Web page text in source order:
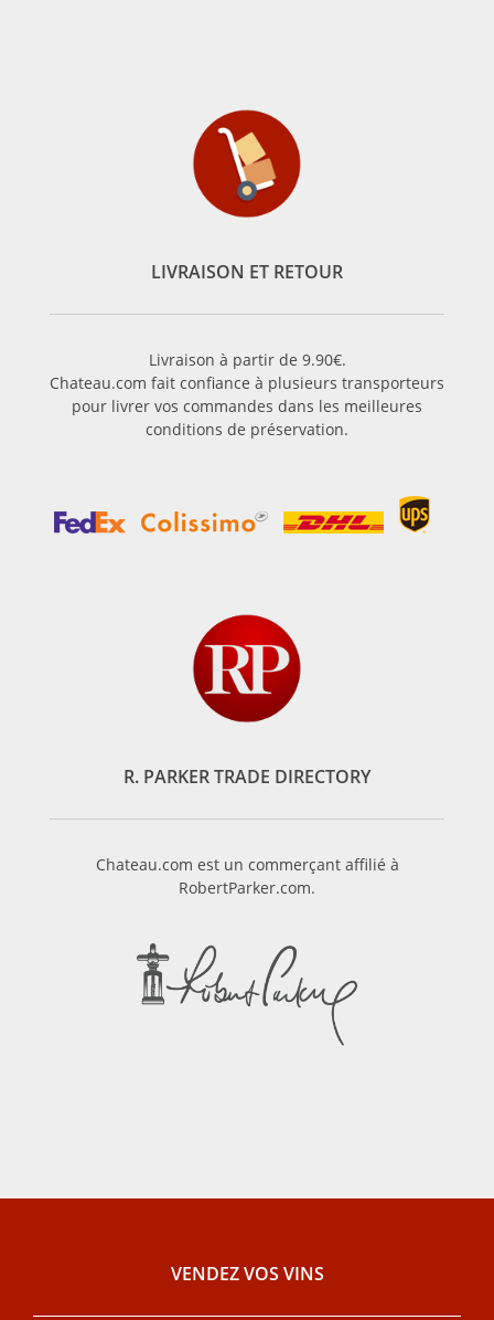
LIVRAISON ET RETOUR
Livraison à partir de 9.90€.
Chateau.com fait confiance à plusieurs transporteurs
pour livrer vos commandes dans les meilleures
conditions de préservation.
R. PARKER TRADE DIRECTORY
Chateau.com est un commerçant affilié à
RobertParker.com.
VENDEZ VOS VINS